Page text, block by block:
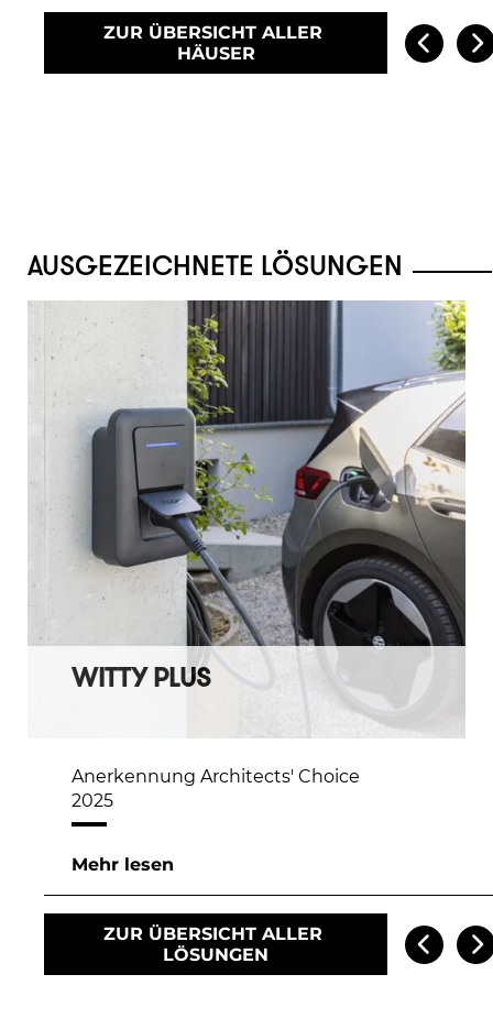
ZUR ÜBERSICHT ALLER
HÄUSER
AUSGEZEICHNETE LÖSUNGEN
WITTY PLUS
Anerkennung Architects' Choice
2025
Mehr lesen
ZUR ÜBERSICHT ALLER
LÖSUNGEN